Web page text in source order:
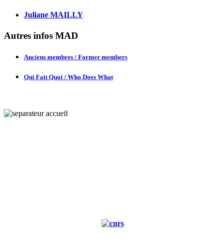
Juliane MAILLY
Autres infos MAD
Anciens membres / Former members
Qui Fait Quoi / Who Does What